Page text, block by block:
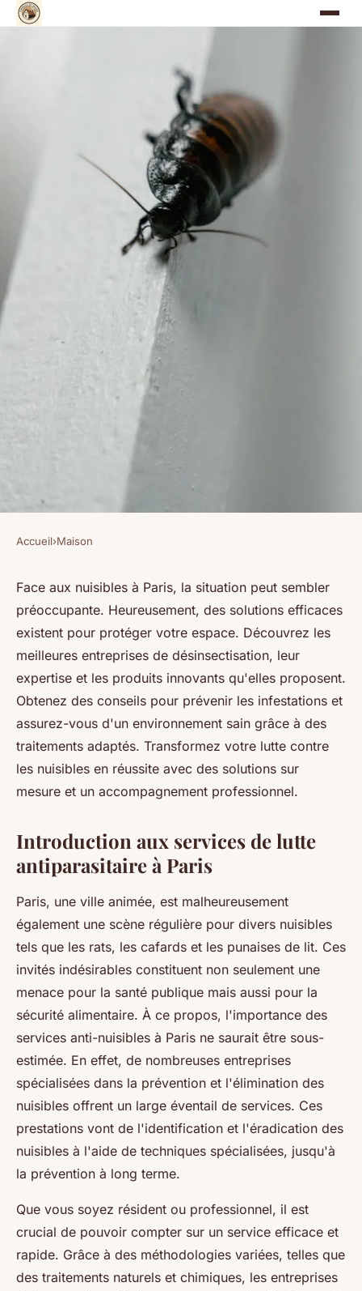
Éliminez les nuisibles à paris :
votre solution efficace !
Benjamin•25 mars 2025 •5 min de lecture
Accueil›Maison
Face aux nuisibles à Paris, la situation peut sembler
préoccupante. Heureusement, des solutions efficaces
existent pour protéger votre espace. Découvrez les
meilleures entreprises de désinsectisation, leur
expertise et les produits innovants qu'elles proposent.
Obtenez des conseils pour prévenir les infestations et
assurez-vous d'un environnement sain grâce à des
traitements adaptés. Transformez votre lutte contre
les nuisibles en réussite avec des solutions sur
mesure et un accompagnement professionnel.
Introduction aux services de lutte
antiparasitaire à Paris
Paris, une ville animée, est malheureusement
également une scène régulière pour divers nuisibles
tels que les rats, les cafards et les punaises de lit. Ces
invités indésirables constituent non seulement une
menace pour la santé publique mais aussi pour la
sécurité alimentaire. À ce propos, l'importance des
services anti-nuisibles à Paris ne saurait être sous-
estimée. En effet, de nombreuses entreprises
spécialisées dans la prévention et l'élimination des
nuisibles offrent un large éventail de services. Ces
prestations vont de l'identification et l'éradication des
nuisibles à l'aide de techniques spécialisées, jusqu'à
la prévention à long terme.
Que vous soyez résident ou professionnel, il est
crucial de pouvoir compter sur un service efficace et
rapide. Grâce à des méthodologies variées, telles que
des traitements naturels et chimiques, les entreprises